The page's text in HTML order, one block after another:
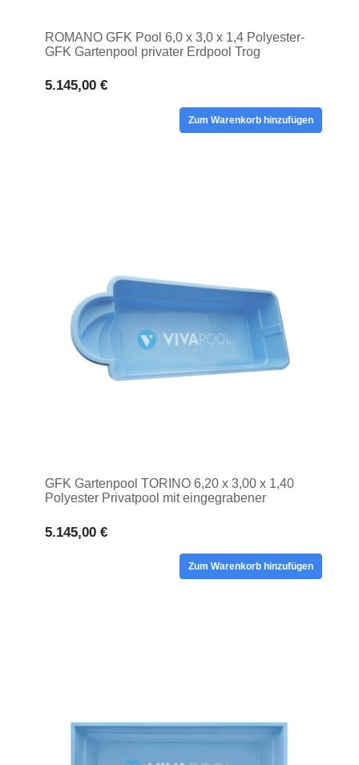
ROMANO GFK Pool 6,0 x 3,0 x 1,4 Polyester-
GFK Gartenpool privater Erdpool Trog
5.145,00 €
Zum Warenkorb hinzufügen
GFK Gartenpool TORINO 6,20 x 3,00 x 1,40
Polyester Privatpool mit eingegrabener
5.145,00 €
Zum Warenkorb hinzufügen